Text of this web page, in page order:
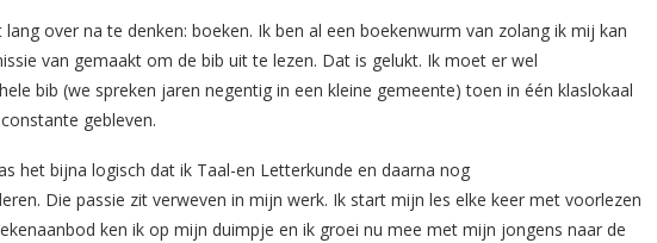
over na te denken: boeken. Ik ben al een boekenwurm van zolang ik mij kan
van gemaakt om de bib uit te lezen. Dat is gelukt. Ik moet er wel
bib (we spreken jaren negentig in een kleine gemeente) toen in één klaslokaal
gebleven.
het bijna logisch dat ik Taal-en Letterkunde en daarna nog
Die passie zit verweven in mijn werk. Ik start mijn les elke keer met voorlezen
ken ik op mijn duimpje en ik groei nu mee met mijn jongens naar de